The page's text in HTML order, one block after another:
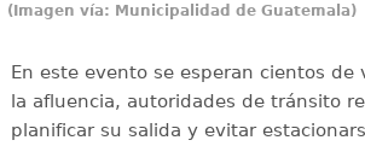
(Imagen vía: Municipalidad de Guatemala)
En este evento se esperan cientos
la afluencia, autoridades de tránsito
planificar su salida y evitar